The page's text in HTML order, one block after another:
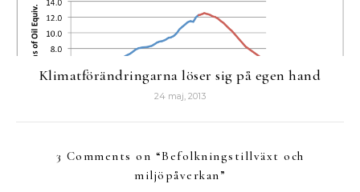
Klimatförändringarna löser sig på egen hand
24 maj, 2013
3 Comments on “Befolkningstillväxt och
miljöpåverkan”